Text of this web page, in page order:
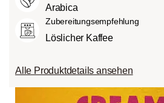
Arabica
Zubereitungsempfehlung
Löslicher Kaffee
Alle Produktdetails ansehen